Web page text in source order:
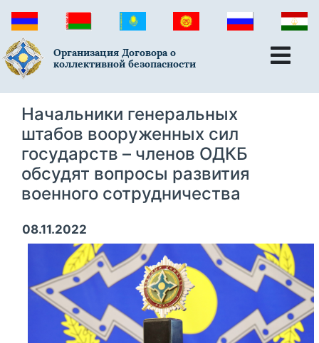
Организация Договора о
коллективной безопасности
Начальники генеральных
штабов вооруженных сил
государств – членов ОДКБ
обсудят вопросы развития
военного сотрудничества
08.11.2022